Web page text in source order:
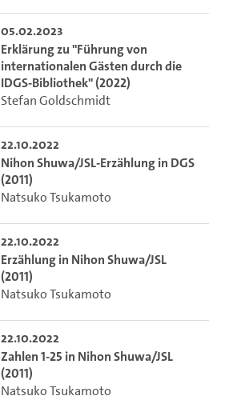
05.02.2023
Erklärung zu "Führung von
internationalen Gästen durch die
IDGS-Bibliothek" (2022)
Stefan Goldschmidt
22.10.2022
Nihon Shuwa/JSL-Erzählung in DGS
(2011)
Natsuko Tsukamoto
22.10.2022
Erzählung in Nihon Shuwa/JSL
(2011)
Natsuko Tsukamoto
22.10.2022
Zahlen 1-25 in Nihon Shuwa/JSL
(2011)
Natsuko Tsukamoto